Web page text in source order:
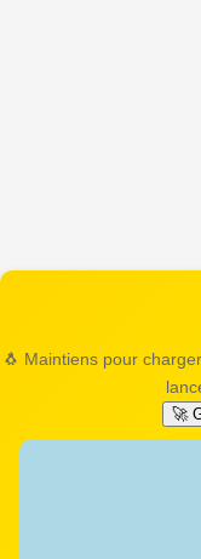
🐧 Maintiens pour
🚀